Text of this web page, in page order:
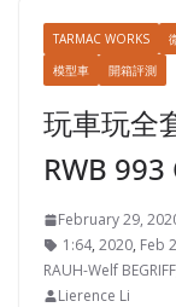
TARMAC WORKS
模型車
開箱評測
玩車玩全
RWB
February 29,
1:64, 2020, Feb
RAUH-Welf BEGRIFF
Lierence Li